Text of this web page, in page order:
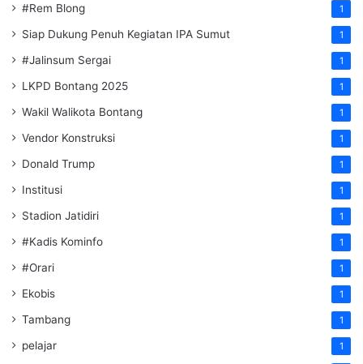
#Rem Blong 1
Siap Dukung Penuh Kegiatan IPA Sumut 1
#Jalinsum Sergai 1
LKPD Bontang 2025 1
Wakil Walikota Bontang 1
Vendor Konstruksi 1
Donald Trump 1
Institusi 1
Stadion Jatidiri 1
#Kadis Kominfo 1
#Orari 1
Ekobis 1
Tambang 1
pelajar 1